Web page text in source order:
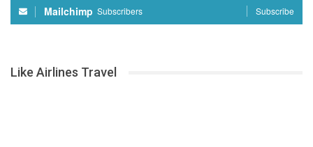
Mailchimp Subscribers Subscribe
Like Airlines Travel